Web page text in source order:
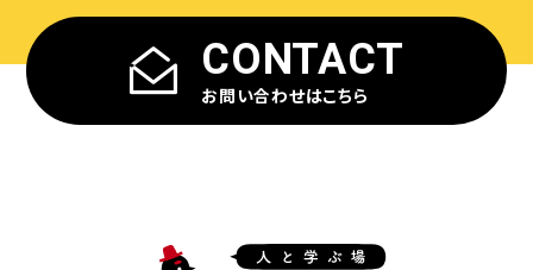
CONTACT
お問い合わせはこちら